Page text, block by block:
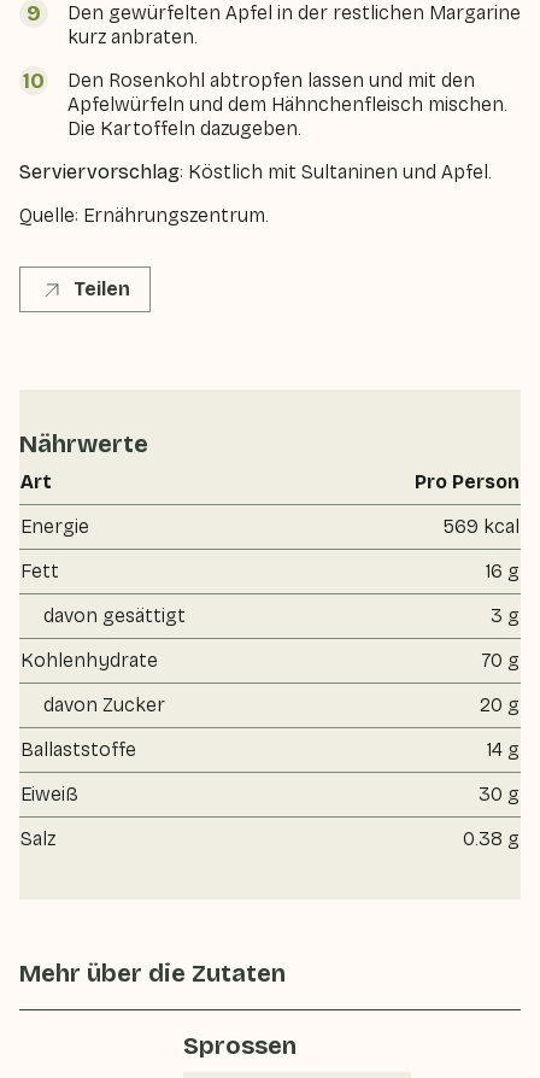
Den gewürfelten Apfel in der restlichen Margarine
kurz anbraten.
Den Rosenkohl abtropfen lassen und mit den
Apfelwürfeln und dem Hähnchenfleisch mischen.
Die Kartoffeln dazugeben.
Serviervorschlag: Köstlich mit Sultaninen und Apfel.
Quelle: Ernährungszentrum.
Teilen
Nährwerte
Art
Pro Person
Energie
569 kcal
Fett
16 g
davon gesättigt
3 g
Kohlenhydrate
70 g
davon Zucker
20 g
Ballaststoffe
14 g
Eiweiß
30 g
Salz
0.38 g
Mehr über die Zutaten
Sprossen